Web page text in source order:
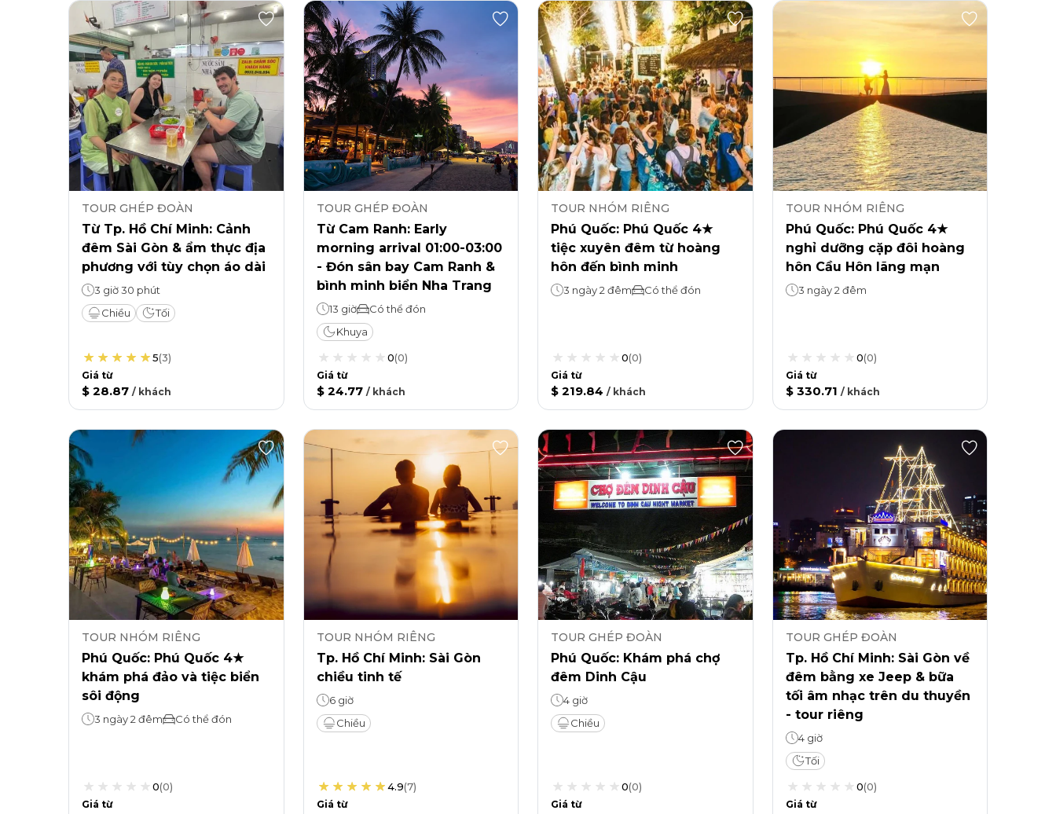
TOUR GHÉP ĐOÀN
Từ Tp. Hồ Chí Minh: Cảnh
đêm Sài Gòn & ẩm thực địa
phương với tùy chọn áo dài
3 giờ 30 phút
Chiều
Tối
5(3)
Giá từ
$ 28.87 / khách
TOUR GHÉP ĐOÀN
Từ Cam Ranh: Early
morning arrival 01:00-03:00
- Đón sân bay Cam Ranh &
bình minh biển Nha Trang
13 giờ
Có thể đón
Khuya
0(0)
Giá từ
$ 24.77 / khách
TOUR NHÓM RIÊNG
Phú Quốc: Phú Quốc 4★
tiệc xuyên đêm từ hoàng
hôn đến bình minh
3 ngày 2 đêm Có thể đón
0(0)
Giá từ
$ 219.84 / khách
TOUR NHÓM RIÊNG
Phú Quốc: Phú Quốc 4★
nghỉ dưỡng cặp đôi hoàng
hôn Cầu Hôn lãng mạn
3 ngày 2 đêm
0(0)
Giá từ
$ 330.71 / khách
TOUR NHÓM RIÊNG
Phú Quốc: Phú Quốc 4★
khám phá đảo và tiệc biển
sôi động
3 ngày 2 đêm Có thể đón
0(0)
Giá từ
TOUR NHÓM RIÊNG
Tp. Hồ Chí Minh: Sài Gòn
chiều tinh tế
6 giờ
Chiều
4.9(7)
Giá từ
TOUR GHÉP ĐOÀN
Phú Quốc: Khám phá chợ
đêm Dinh Cậu
4 giờ
Chiều
0(0)
Giá từ
TOUR GHÉP ĐOÀN
Tp. Hồ Chí Minh: Sài Gòn về
đêm bằng xe Jeep & bữa
tối âm nhạc trên du thuyền
- tour riêng
4 giờ
Tối
0(0)
Giá từ